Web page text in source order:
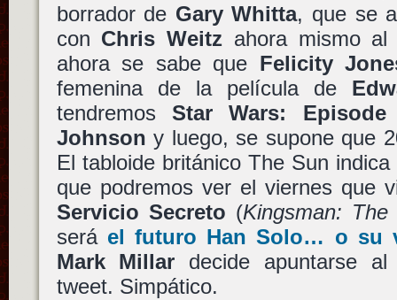
borrador de Gary Whitta, que se
con Chris Weitz ahora mismo
ahora se sabe que Felicity
femenina de la película de
tendremos Star Wars: Episode
Johnson y luego, se supone que
El tabloide británico The Sun
que podremos ver el viernes que
Servicio Secreto (Kingsman:
será el futuro Han Solo… o su
Mark Millar decide apuntarse
tweet. Simpático.